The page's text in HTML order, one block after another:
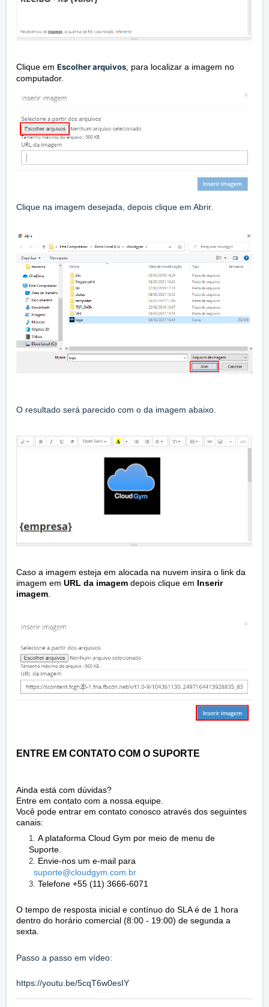
Clique em Escolher arquivos , para localizar a imagem no
computador.
Clique na imagem desejada, depois clique em Abrir.
O resultado será parecido com o da imagem abaixo.
Caso a imagem esteja em alocada na nuvem insira o link da
imagem em URL da imagem depois clique em Inserir
imagem.
ENTRE EM CONTATO COM O SUPORTE
Ainda está com dúvidas?
Entre em contato com a nossa equipe.
Você pode entrar em contato conosco através dos seguintes
canais:
A plataforma Cloud Gym por meio de menu de
Suporte.
Envie-nos um e-mail para
suporte@cloudgym.com.br
Telefone +55 (11) 3666-6071
O tempo de resposta inicial e contínuo do SLA é de 1 hora
dentro do horário comercial (8:00 - 19:00) de segunda a
sexta.
Passo a passo em vídeo:
https://youtu.be/5cqT6w0esIY